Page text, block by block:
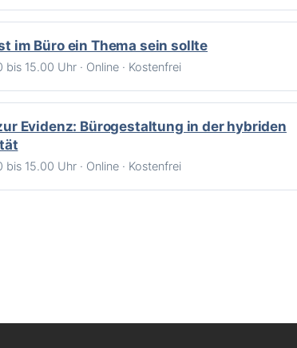
im Büro ein Thema sein sollte
bis 15.00 Uhr · Online · Kostenfrei
Evidenz: Bürogestaltung in der hybriden
bis 15.00 Uhr · Online · Kostenfrei